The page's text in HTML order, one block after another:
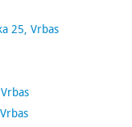
25, Vrbas